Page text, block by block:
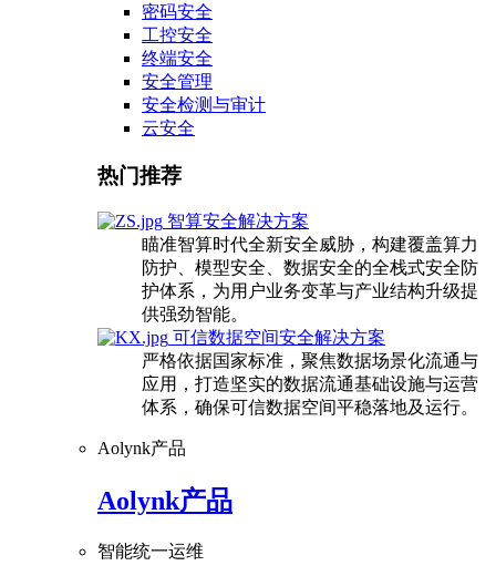
密码安全
工控安全
终端安全
安全管理
安全检测与审计
云安全
热门推荐
智算安全解决方案
瞄准智算时代全新安全威胁，构建覆盖算力
防护、模型安全、数据安全的全栈式安全防
护体系，为用户业务变革与产业结构升级提
供强劲智能。
可信数据空间安全解决方案
严格依据国家标准，聚焦数据场景化流通与
应用，打造坚实的数据流通基础设施与运营
体系，确保可信数据空间平稳落地及运行。
Aolynk产品
Aolynk产品
智能统一运维